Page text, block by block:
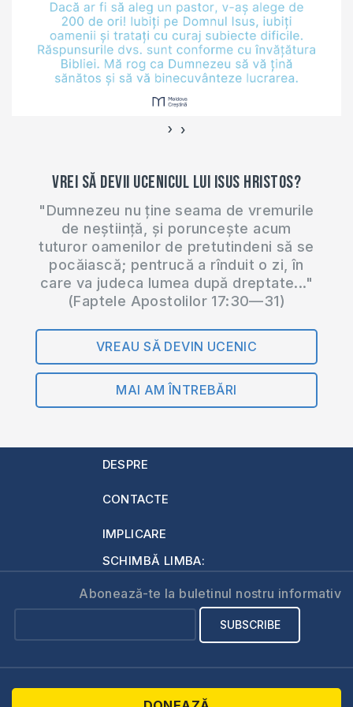
‹ ›
Vrei să devii ucenicul lui Isus Hristos?
"Dumnezeu nu ține seama de vremurile
de neștiință, și poruncește acum
tuturor oamenilor de pretutindeni să se
pocăiască; pentrucă a rînduit o zi, în
care va judeca lumea după dreptate..."
(Faptele Apostolilor 17:30—31)
VREAU SĂ DEVIN UCENIC
MAI AM ÎNTREBĂRI
DESPRE
CONTACTE
IMPLICARE
SCHIMBĂ LIMBA:
Abonează-te la buletinul nostru informativ